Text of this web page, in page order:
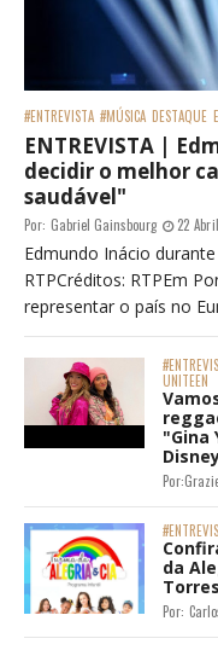
#ENTREVISTA #MÚSICA DESTAQUE
ENTREVISTA |
decidir o melhor
saudável"
Por: Gabriel Gainsbourg 22
Edmundo Inácio
RTPCréditos: RTPEm
representar o país no
UNITEEN
"Gina
Por:
da
Torres
Por: